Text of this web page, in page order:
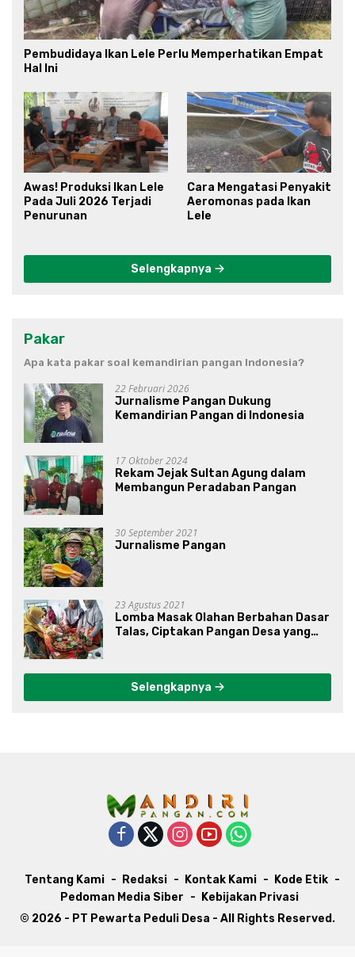
Pembudidaya Ikan Lele Perlu Memperhatikan Empat
Hal Ini
Awas! Produksi Ikan Lele
Pada Juli 2026 Terjadi
Penurunan
Cara Mengatasi Penyakit
Aeromonas pada Ikan
Lele
Selengkapnya
Pakar
Apa kata pakar soal kemandirian pangan Indonesia?
22 Februari 2026
Jurnalisme Pangan Dukung
Kemandirian Pangan di Indonesia
17 Oktober 2024
Rekam Jejak Sultan Agung dalam
Membangun Peradaban Pangan
30 September 2021
Jurnalisme Pangan
23 Agustus 2021
Lomba Masak Olahan Berbahan Dasar
Talas, Ciptakan Pangan Desa yang
Selengkapnya
Tentang Kami Redaksi Kontak Kami
Kode Etik
Pedoman Media Siber
Kebijakan Privasi
© 2026 - PT Pewarta Peduli Desa - All Rights Reserved.